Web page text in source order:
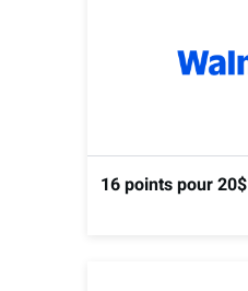
16 pointspour 20$